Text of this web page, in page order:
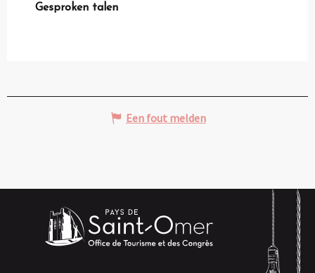
Gesproken talen
Gesproken talen
Een fout melden